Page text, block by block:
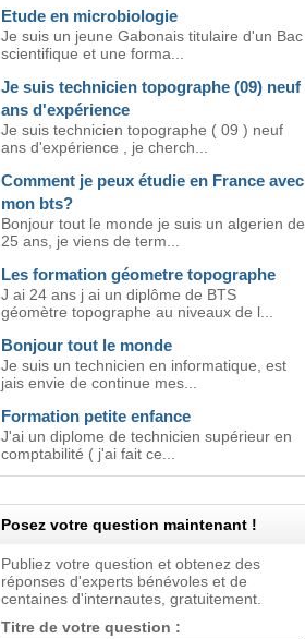
Etude en microbiologie
Je suis un jeune Gabonais titulaire d'un Bac
scientifique et une forma...
Je suis technicien topographe (09) neuf
ans d'expérience
Je suis technicien topographe ( 09 ) neuf
ans d'expérience , je cherch...
Comment je peux étudie en France avec
mon bts?
Bonjour tout le monde je suis un algerien de
25 ans, je viens de term...
Les formation géometre topographe
J ai 24 ans j ai un diplôme de BTS
géomètre topographe au niveaux de l...
Bonjour tout le monde
Je suis un technicien en informatique, est
jais envie de continue mes...
Formation petite enfance
J'ai un diplome de technicien supérieur en
comptabilité ( j'ai fait ce...
Posez votre question maintenant !
Publiez votre question et obtenez des
réponses d'experts bénévoles et de
centaines d'internautes, gratuitement.
Titre de votre question :